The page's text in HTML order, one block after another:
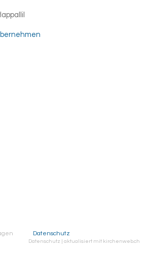
Datenschutz
Datenschutz | aktualisiert mit kirchenweb.ch